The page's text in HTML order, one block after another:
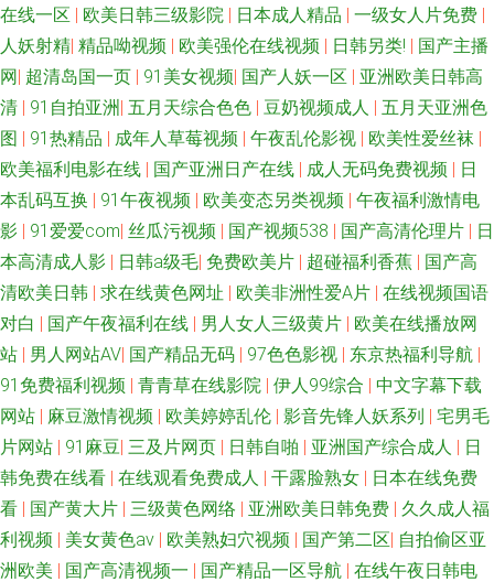
在线一区 | 欧美日韩三级影院 | 日本成人精品 | 一级女人片免费 |
人妖射精| 精品呦视频 | 欧美强伦在线视频 | 日韩另类! | 国产主播
网| 超清岛国一页 | 91美女视频| 国产人妖一区 | 亚洲欧美日韩高
清 | 91自拍亚洲 | 五月天综合色色 | 豆奶视频成人 | 五月天亚洲色
图 | 91热精品 | 成年人草莓视频 | 午夜乱伦影视 | 欧美性爱丝袜 |
欧美福利电影在线 | 国产亚洲日产在线 | 成人无码免费视频 | 日
本乱码互换 | 91午夜视频 | 欧美变态另类视频 | 午夜福利激情电
影 | 91爱爱com| 丝瓜污视频 | 国产视频538 | 国产高清伦理片 | 日
本高清成人影 | 日韩a级毛| 免费欧美片 | 超碰福利香蕉 | 国产高
清欧美日韩 | 求在线黄色网址 | 欧美非洲性爱A片 | 在线视频国语
对白 | 国产午夜福利在线 | 男人女人三级黄片 | 欧美在线播放网
站 | 男人网站AV| 国产精品无码 | 97色色影视 | 东京热福利导航 |
91免费福利视频 | 青青草在线影院 | 伊人99综合 | 中文字幕下载
网站 | 麻豆激情视频 | 欧美婷婷乱伦 | 影音先锋人妖系列 | 宅男毛
片网站 | 91麻豆| 三及片网页 | 日韩自啪 | 亚洲国产综合成人 | 日
韩免费在线看 | 在线观看免费成人 | 干露脸熟女 | 日本在线免费
看 | 国产黄大片 | 三级黄色网络 | 亚洲欧美日韩免费 | 久久成人福
利视频 | 美女黄色av | 欧美熟妇穴视频 | 国产第二区| 自拍偷区亚
洲欧美 | 国产高清视频一 | 国产精品一区导航 | 在线午夜日韩电